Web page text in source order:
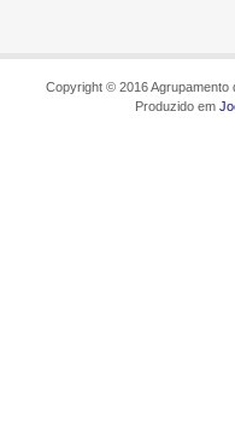
Copyright © 2016
Produzido em